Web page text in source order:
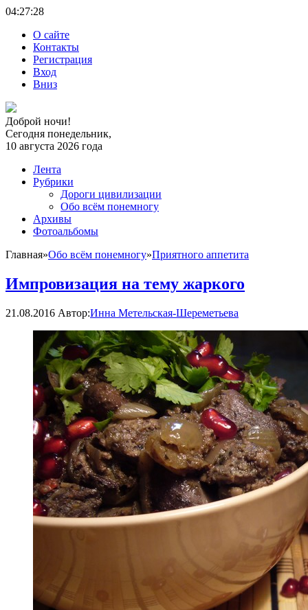
04:27:28
О сайте
Контакты
Регистрация
Вход
Вниз
Доброй ночи!
Сегодня понедельник,
10 августа 2026 года
Лента
Рубрики
Дороги цивилизации
Обо всём понемногу
Архивы
Фотоальбомы
Главная»Обо всём понемногу»Приятного аппетита
Импровизация на тему жаркого
21.08.2016 Автор:Инна Метельская-Шереметьева